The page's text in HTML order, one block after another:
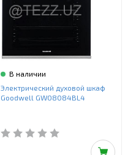
В наличии
Электрический духовой шкаф
Goodwell GWO8084BL4